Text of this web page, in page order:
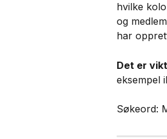
hvilke
og
har
Det er
eksempel
Søkeord: